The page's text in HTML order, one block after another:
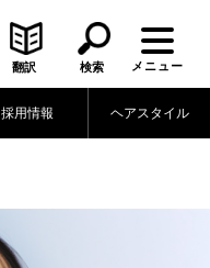
翻訳 検索 メニュー
採用情報 ヘアスタイル